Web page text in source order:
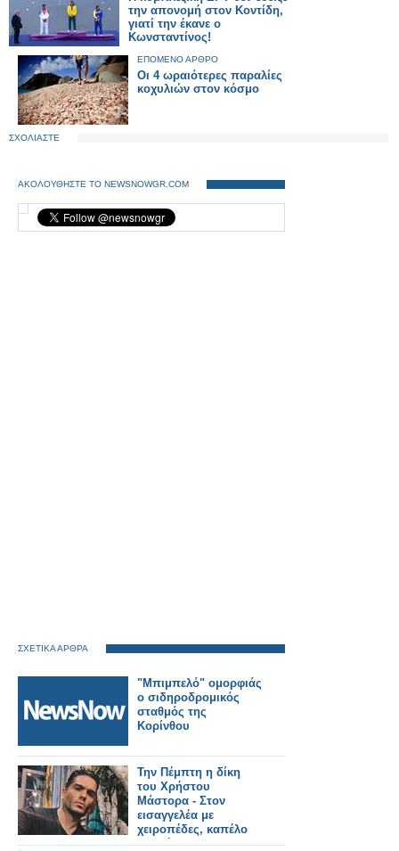
την απονομή στον Κοντίδη,
γιατί την έκανε ο
Κωνσταντίνος!
ΕΠΟΜΕΝΟ ΑΡΘΡΟ
Οι 4 ωραιότερες παραλίες
κοχυλιών στον κόσμο
ΣΧΟΛΙΑΣΤΕ
ΑΚΟΛΟΥΘΗΣΤΕ ΤΟ NEWSNOWGR.COM
ΣΧΕΤΙΚΑ ΑΡΘΡΑ
"Μπιμπελό" ομορφιάς
ο σιδηροδρομικός
σταθμός της
Κορίνθου
Την Πέμπτη η δίκη
του Χρήστου
Μάστορα - Στον
εισαγγελέα με
χειροπέδες, καπέλο
και μάσκα